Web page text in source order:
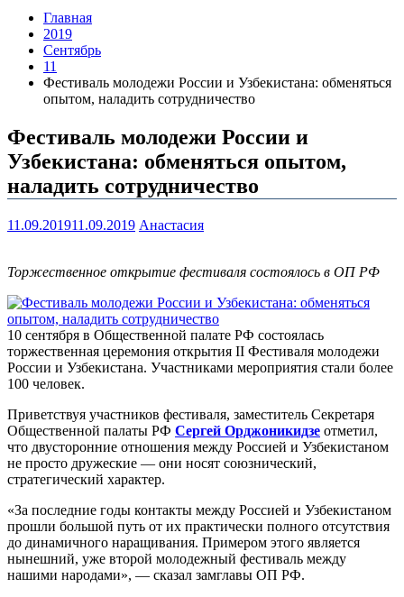
Главная
2019
Сентябрь
11
Фестиваль молодежи России и Узбекистана: обменяться
опытом, наладить сотрудничество
Фестиваль молодежи России и
Узбекистана: обменяться опытом,
наладить сотрудничество
11.09.201911.09.2019 Анастасия
Торжественное открытие фестиваля состоялось в ОП РФ
10 сентября в Общественной палате РФ состоялась
торжественная церемония открытия II Фестиваля молодежи
России и Узбекистана. Участниками мероприятия стали более
100 человек.
Приветствуя участников фестиваля, заместитель Секретаря
Общественной палаты РФ Сергей Орджоникидзе отметил,
что двусторонние отношения между Россией и Узбекистаном
не просто дружеские — они носят союзнический,
стратегический характер.
«За последние годы контакты между Россией и Узбекистаном
прошли большой путь от их практически полного отсутствия
до динамичного наращивания. Примером этого является
нынешний, уже второй молодежный фестиваль между
нашими народами», — сказал замглавы ОП РФ.